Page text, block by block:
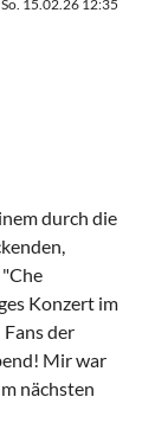
15.02.26 12:35
durch die
Konzert im
der
Mir war
nächsten